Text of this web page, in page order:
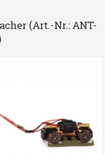
(Art.-Nr.: ANT-